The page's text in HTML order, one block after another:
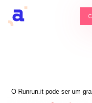
O Runrun.it pode ser um